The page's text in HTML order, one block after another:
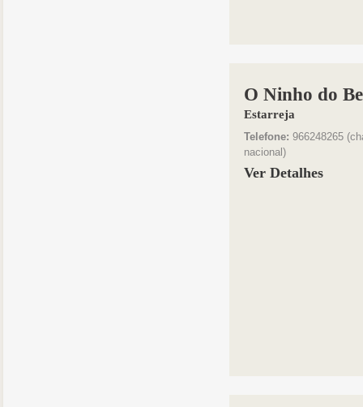
O Ninho do
Estarreja
Telefone: 966248265
nacional)
Ver Detalhes